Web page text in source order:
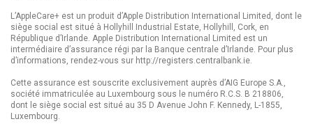
L’AppleCare+ est un produit d’Apple Distribution International Limited, dont le
siège social est situé à Hollyhill Industrial Estate, Hollyhill, Cork, en
République d’Irlande. Apple Distribution International Limited est un
intermédiaire d’assurance régi par la Banque centrale d’Irlande. Pour plus
d’informations, rendez-vous sur http://registers.centralbank.ie.
Cette assurance est souscrite exclusivement auprès d’AIG Europe S.A.,
société immatriculée au Luxembourg sous le numéro R.C.S. B 218806,
dont le siège social est situé au 35 D Avenue John F. Kennedy, L-1855,
Luxembourg.